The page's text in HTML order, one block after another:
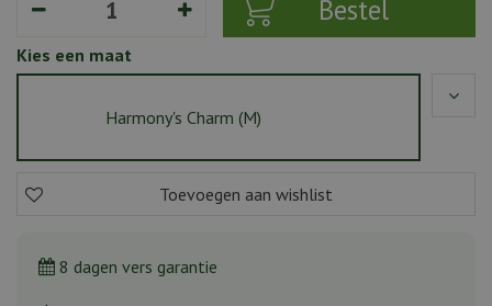
Kies een maat
Harmony's Charm (M)
8 dagen vers garantie